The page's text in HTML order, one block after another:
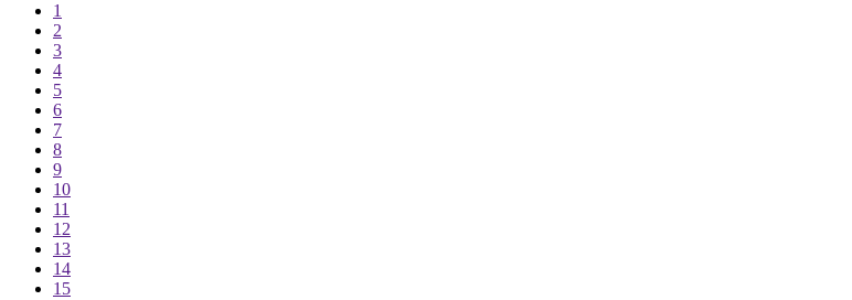
1
2
3
4
5
6
7
8
9
10
11
12
13
14
15